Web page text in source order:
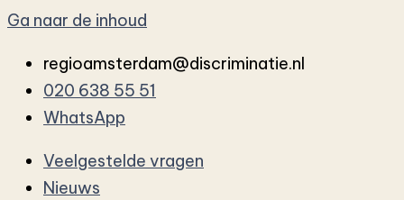
Ga naar de inhoud
regioamsterdam@discriminatie.nl
020 638 55 51
WhatsApp
Veelgestelde vragen
Nieuws